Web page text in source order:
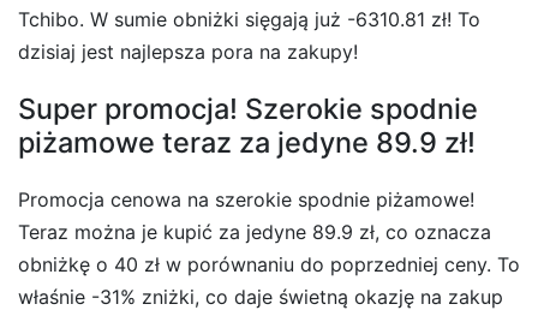
Tchibo. W sumie obniżki sięgają już -6310.81 zł! To
dzisiaj jest najlepsza pora na zakupy!
Super promocja! Szerokie spodnie
piżamowe teraz za jedyne 89.9 zł!
Promocja cenowa na szerokie spodnie piżamowe!
Teraz można je kupić za jedyne 89.9 zł, co oznacza
obniżkę o 40 zł w porównaniu do poprzedniej ceny. To
właśnie -31% zniżki, co daje świetną okazję na zakup